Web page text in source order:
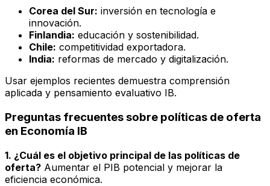
Corea del Sur: inversión en tecnología e
innovación.
Finlandia: educación y sostenibilidad.
Chile: competitividad exportadora.
India: reformas de mercado y digitalización.
Usar ejemplos recientes demuestra comprensión
aplicada y pensamiento evaluativo IB.
Preguntas frecuentes sobre políticas de oferta
en Economía IB
1. ¿Cuál es el objetivo principal de las políticas de
oferta? Aumentar el PIB potencial y mejorar la
eficiencia económica.